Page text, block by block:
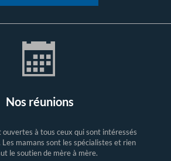
Nos réunions
ouvertes à tous ceux qui sont intéressés
Les mamans sont les spécialistes et rien
le soutien de mère à mère.